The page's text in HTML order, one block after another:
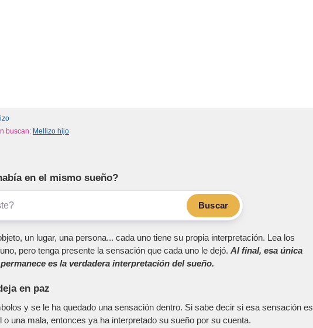
buscan: Mellizo hijo
en el mismo sueño?
Buscar
un lugar, una persona... cada uno tiene su propia interpretación. Lea los
pero tenga presente la sensación que cada uno le dejó. Al final, esa única
es la verdadera interpretación del sueño.
en paz
y se le ha quedado una sensación dentro. Si sabe decir si esa sensación es
o una mala, entonces ya ha interpretado su sueño por su cuenta.